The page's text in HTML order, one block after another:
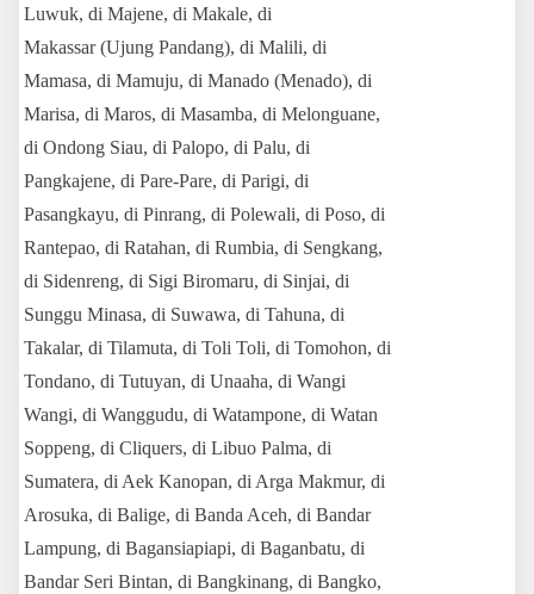
Luwuk, di Majene, di Makale, di
Makassar (Ujung Pandang), di Malili, di
Mamasa, di Mamuju, di Manado (Menado), di
Marisa, di Maros, di Masamba, di Melonguane,
di Ondong Siau, di Palopo, di Palu, di
Pangkajene, di Pare-Pare, di Parigi, di
Pasangkayu, di Pinrang, di Polewali, di Poso, di
Rantepao, di Ratahan, di Rumbia, di Sengkang,
di Sidenreng, di Sigi Biromaru, di Sinjai, di
Sunggu Minasa, di Suwawa, di Tahuna, di
Takalar, di Tilamuta, di Toli Toli, di Tomohon, di
Tondano, di Tutuyan, di Unaaha, di Wangi
Wangi, di Wanggudu, di Watampone, di Watan
Soppeng, di Cliquers, di Libuo Palma, di
Sumatera, di Aek Kanopan, di Arga Makmur, di
Arosuka, di Balige, di Banda Aceh, di Bandar
Lampung, di Bagansiapiapi, di Baganbatu, di
Bandar Seri Bintan, di Bangkinang, di Bangko,